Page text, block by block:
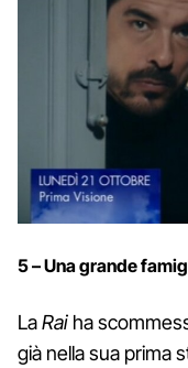
5 – Una grande
LaRaiha
già nella sua prima